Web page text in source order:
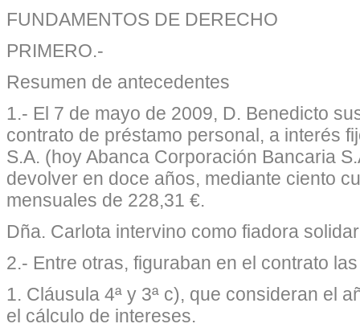
FUNDAMENTOS DE DERECHO
PRIMERO.-
Resumen de antecedentes
1.- El 7 de mayo de 2009, D. Benedicto
contrato de préstamo personal, a interés
S.A. (hoy Abanca Corporación Bancaria
devolver en doce años, mediante ciento
mensuales de 228,31 €.
Dña. Carlota intervino como fiadora
2.- Entre otras, figuraban en el contrato
1. Cláusula 4ª y 3ª c), que consideran el
el cálculo de intereses.